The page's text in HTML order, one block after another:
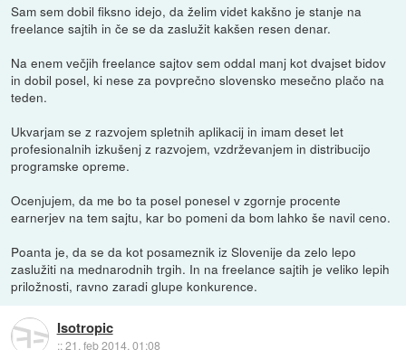
Sam sem dobil fiksno idejo, da želim videt kakšno je stanje na
freelance sajtih in če se da zaslužit kakšen resen denar.
Na enem večjih freelance sajtov sem oddal manj kot dvajset bidov
in dobil posel, ki nese za povprečno slovensko mesečno plačo na
teden.
Ukvarjam se z razvojem spletnih aplikacij in imam deset let
profesionalnih izkušenj z razvojem, vzdrževanjem in distribucijo
programske opreme.
Ocenjujem, da me bo ta posel ponesel v zgornje procente
earnerjev na tem sajtu, kar bo pomeni da bom lahko še navil ceno.
Poanta je, da se da kot posameznik iz Slovenije da zelo lepo
zaslužiti na mednarodnih trgih. In na freelance sajtih je veliko lepih
priložnosti, ravno zaradi glupe konkurence.
Isotropic
::21. feb 2014, 01:08